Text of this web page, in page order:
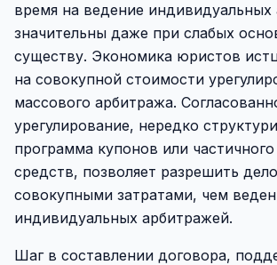
время на ведение индивидуальных
значительны даже при слабых
существу. Экономика юристов
на совокупной стоимости
массового арбитража.
урегулирование, нередко
программа купонов или
средств, позволяет разрешить
совокупными затратами, чем
индивидуальных арбитражей.
Шаг в составлении договора,